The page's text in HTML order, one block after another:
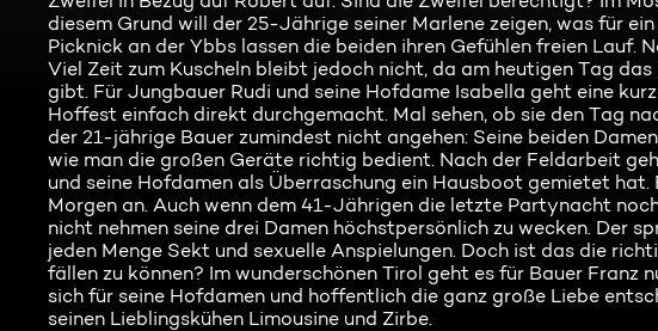
diesem Grund will der 25-Jährige seiner Marlene zeigen, was für
Picknick an der Ybbs lassen die beiden ihren Gefühlen freien
Viel Zeit zum Kuscheln bleibt jedoch nicht, da am heutigen Tag
gibt. Für Jungbauer Rudi und seine Hofdame Isabella geht eine
Hoffest einfach direkt durchgemacht. Mal sehen, ob sie den Tag
der 21-jährige Bauer zumindest nicht angehen: Seine beiden
wie man die großen Geräte richtig bedient. Nach der Feldarbeit
und seine Hofdamen als Überraschung ein Hausboot gemietet
Morgen an. Auch wenn dem 41-Jährigen die letzte Partynacht
nicht nehmen seine drei Damen höchstpersönlich zu wecken. Der
jeden Menge Sekt und sexuelle Anspielungen. Doch ist das die
fällen zu können? Im wunderschönen Tirol geht es für Bauer Franz
sich für seine Hofdamen und hoffentlich die ganz große Liebe
seinen Lieblingskühen Limousine und Zirbe.